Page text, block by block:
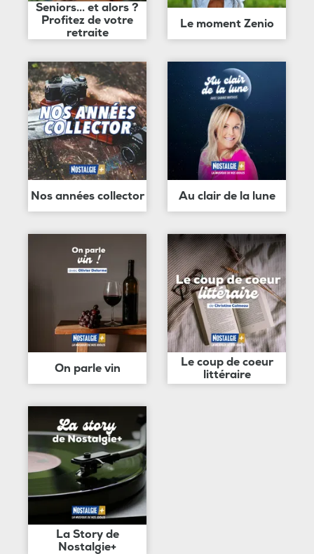
Seniors... et alors ?
Profitez de votre
retraite
Le moment Zenio
Nos années collector Au clair de la lune
On parle vin
Le coup de coeur
littéraire
La Story de
Nostalgie+